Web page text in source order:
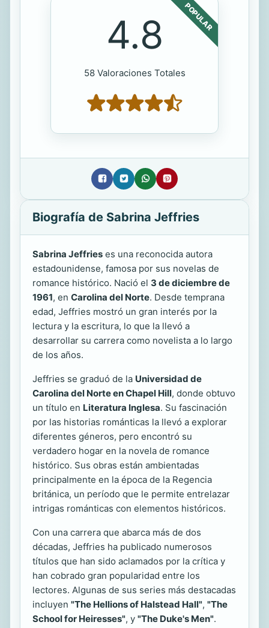
POPULAR
4.8
58 Valoraciones Totales
Biografía de Sabrina Jeffries
Sabrina Jeffries es una reconocida autora
estadounidense, famosa por sus novelas de
romance histórico. Nació el 3 de diciembre de
1961, en Carolina del Norte. Desde temprana
edad, Jeffries mostró un gran interés por la
lectura y la escritura, lo que la llevó a
desarrollar su carrera como novelista a lo largo
de los años.
Jeffries se graduó de la Universidad de
Carolina del Norte en Chapel Hill, donde obtuvo
un título en Literatura Inglesa. Su fascinación
por las historias románticas la llevó a explorar
diferentes géneros, pero encontró su
verdadero hogar en la novela de romance
histórico. Sus obras están ambientadas
principalmente en la época de la Regencia
británica, un período que le permite entrelazar
intrigas románticas con elementos históricos.
Con una carrera que abarca más de dos
décadas, Jeffries ha publicado numerosos
títulos que han sido aclamados por la crítica y
han cobrado gran popularidad entre los
lectores. Algunas de sus series más destacadas
incluyen "The Hellions of Halstead Hall", "The
School for Heiresses", y "The Duke's Men".